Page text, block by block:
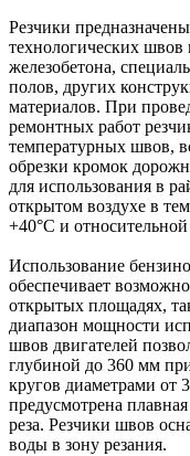
Резчики
технологических швов
железобетона,
полов, других
материалов. При
ремонтных работ
температурных швов,
обрезки кромок
для использования в
открытом воздухе в
+40°С и
Использование
обеспечивает
открытых площадях,
диапазон мощности
швов двигателей
глубиной до 360 мм
кругов диаметрами от
предусмотрена
реза. Резчики швов
воды в зону резания.